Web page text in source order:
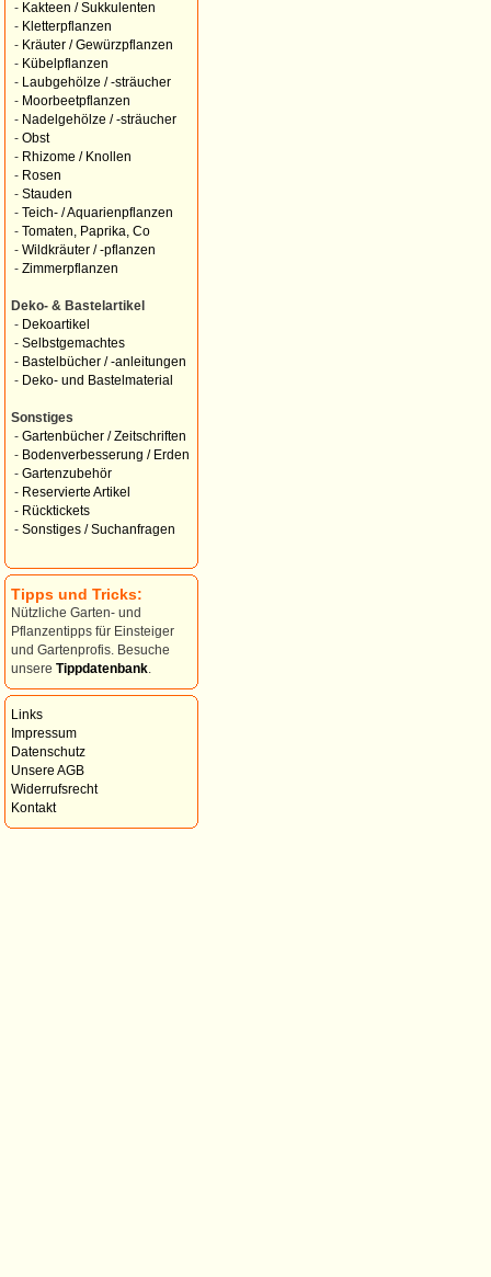
- Kakteen / Sukkulenten
- Kletterpflanzen
- Kräuter / Gewürzpflanzen
- Kübelpflanzen
-
Laubgehölze / -sträucher
- Moorbeetpflanzen
- Nadelgehölze / -sträucher
- Obst
- Rhizome / Knollen
- Rosen
- Stauden
- Teich- / Aquarienpflanzen
- Tomaten, Paprika, Co
- Wildkräuter / -pflanzen
- Zimmerpflanzen
Deko- & Bastelartikel
- Dekoartikel
- Selbstgemachtes
- Bastelbücher / -anleitungen
- Deko- und Bastelmaterial
Sonstiges
- Gartenbücher / Zeitschriften
- Bodenverbesserung / Erden
- Gartenzubehör
- Reservierte Artikel
- Rücktickets
- Sonstiges / Suchanfragen
Tipps und Tricks:
Nützliche Garten- und
Pflanzentipps für Einsteiger
und Gartenprofis. Besuche
unsere Tippdatenbank
Links
Impressum
Datenschutz
Unsere AGB
Widerrufsrecht
Kontakt